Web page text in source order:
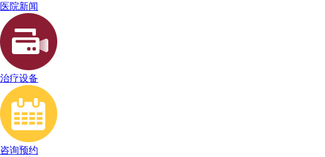
医院新闻
治疗设备
咨询预约